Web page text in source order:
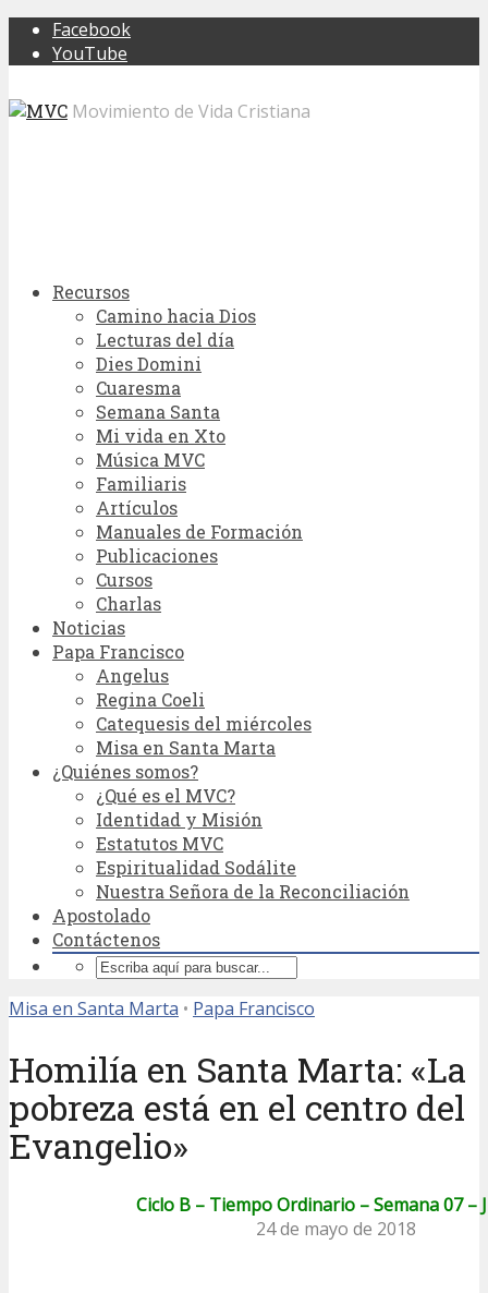
Facebook
YouTube
Movimiento de Vida Cristiana
Recursos
Camino hacia Dios
Lecturas del día
Dies Domini
Cuaresma
Semana Santa
Mi vida en Xto
Música MVC
Familiaris
Artículos
Manuales de Formación
Publicaciones
Cursos
Charlas
Noticias
Papa Francisco
Angelus
Regina Coeli
Catequesis del miércoles
Misa en Santa Marta
¿Quiénes somos?
¿Qué es el MVC?
Identidad y Misión
Estatutos MVC
Espiritualidad Sodálite
Nuestra Señora de la Reconciliación
Apostolado
Contáctenos
Misa en Santa Marta • Papa Francisco
Homilía en Santa Marta: «La
pobreza está en el centro del
Evangelio»
Ciclo B – Tiempo Ordinario – Semana 07 –
24 de mayo de 2018